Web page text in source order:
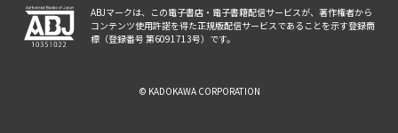
ABJマークは、この電子書店・電子書籍配信サービスが、著作権者から
コンテンツ使用許諾を得た正規版配信サービスであることを示す登録商
標（登録番号 第6091713号）です。
© KADOKAWA CORPORATION